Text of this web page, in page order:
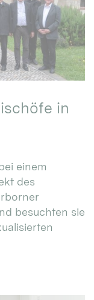
in
einem
des
besuchten sie